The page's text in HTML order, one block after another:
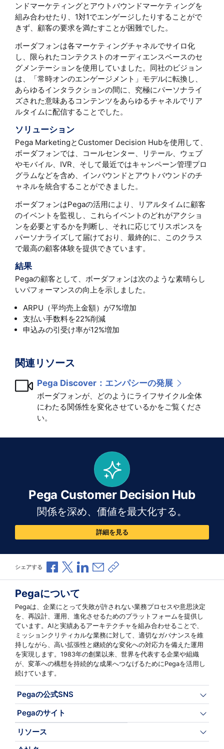
ンドマーケティングとアウトバウンドマーケティングを
組み合わせたり、1対1でエンゲージしたりすることがで
きず、顧客の要求を満たすことが困難でした。
ボーダフォンは各マーケティングチャネルでサイロ化
し、限られたコンテクストのオーディエンスベースのセ
グメンテーションを使用していました。同社のビジョン
は、「常時オンのエンゲージメント」モデルに転換し、
あらゆるインタラクションの間に、究極にパーソナライ
ズされた意味あるコンテンツをあらゆるチャネルでリア
ルタイムに配信することでした。
ソリューション
Pega MarketingとCustomer Decision Hubを使用して、
ボーダフォンでは、コールセンター、リテール、ウェブ
やモバイル、IVR、そして最近ではキャンペーン管理プロ
グラムなどを含め、インバウンドとアウトバウンドのチ
ャネルを統合することができました。
ボーダフォンはPegaの活用により、リアルタイムに顧客
のイベントを監視し、これらイベントのどれがアクショ
ンを必要とするかを判断し、それに応じてリスポンスを
パーソナライズして届けており、最終的に、このクラス
で最高の顧客体験を提供できています。
結果
Pegaの顧客として、ボーダフォンは次のような素晴らし
いパフォーマンスの向上を示しました。
ARPU（平均売上金額）が7%増加
支払い手数料を22%削減
申込みの引受け率が12%増加
関連リソース
Pega Discover：エンパシーの発展
ボーダフォンが、どのようにライフサイクル全体
にわたる関係性を変化させているかをご覧くださ
い。
Pega Customer Decision Hub
関係を深め、価値を最大化する。
詳細を見る
シェアする Facebookで共有
Xで共有LinkedInで共有
メールで共有
共有リンクをコピー
Pegaについて
Pegaは、企業にとって失敗が許されない業務プロセスや意思決定
を、再設計、運用、進化させるためのプラットフォームを提供し
ています。AIと実績あるアーキテクチャを組み合わせることで、
ミッションクリティカルな業務に対して、適切なガバナンスを維
持しながら、高い拡張性と継続的な変化への対応力を備えた運用
を実現します。1983年の創業以来、世界を代表する企業や組織
が、変革への構想を持続的な成果へつなげるためにPegaを活用し
続けています。
Pegaの公式SNS
Pegaのサイト
リソース